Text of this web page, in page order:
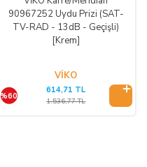
90967252 Uydu Prizi (SAT-
TV-RAD - 13dB - Geçişli)
[Krem]
VİKO
%60
614,71 TL
1.536,77 TL